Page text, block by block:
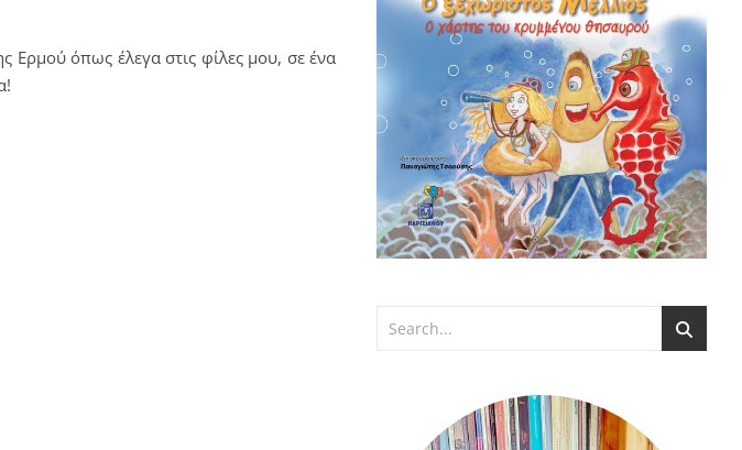
όπως έλεγα στις φίλες μου, σε ένα